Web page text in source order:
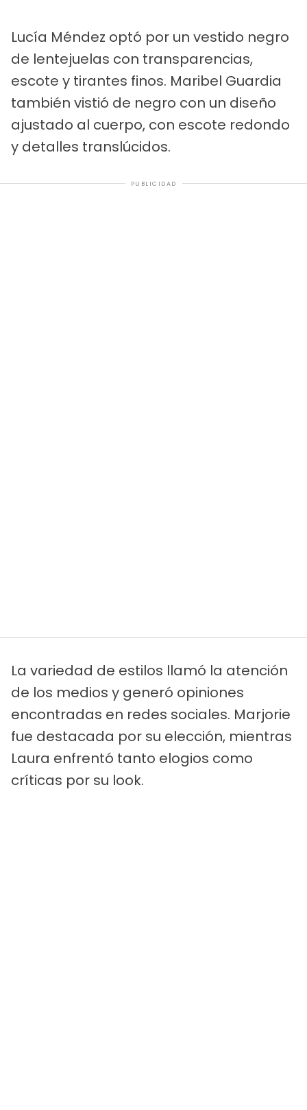
Lucía Méndez optó por un vestido negro
de lentejuelas con transparencias,
escote y tirantes finos. Maribel Guardia
también vistió de negro con un diseño
ajustado al cuerpo, con escote redondo
y detalles translúcidos.
PUBLICIDAD
La variedad de estilos llamó la atención
de los medios y generó opiniones
encontradas en redes sociales. Marjorie
fue destacada por su elección, mientras
Laura enfrentó tanto elogios como
críticas por su look.